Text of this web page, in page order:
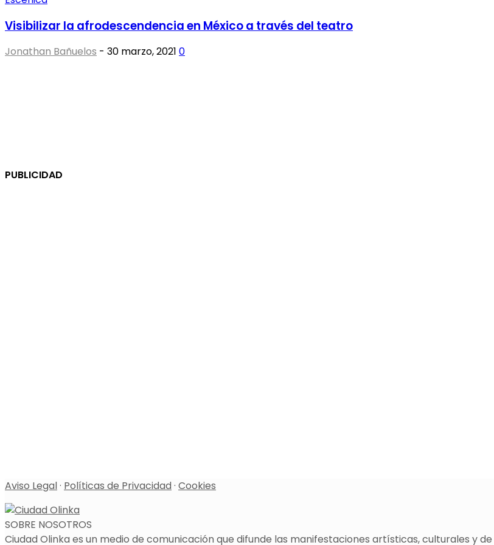
Visibilizar la afrodescendencia en México a través del teatro
Jonathan Bañuelos - 30 marzo, 2021 0
PUBLICIDAD
Aviso Legal· Políticas de Privacidad· Cookies
SOBRE NOSOTROS
Ciudad Olinka es un medio de comunicación que difunde las manifestaciones artísticas, culturales y